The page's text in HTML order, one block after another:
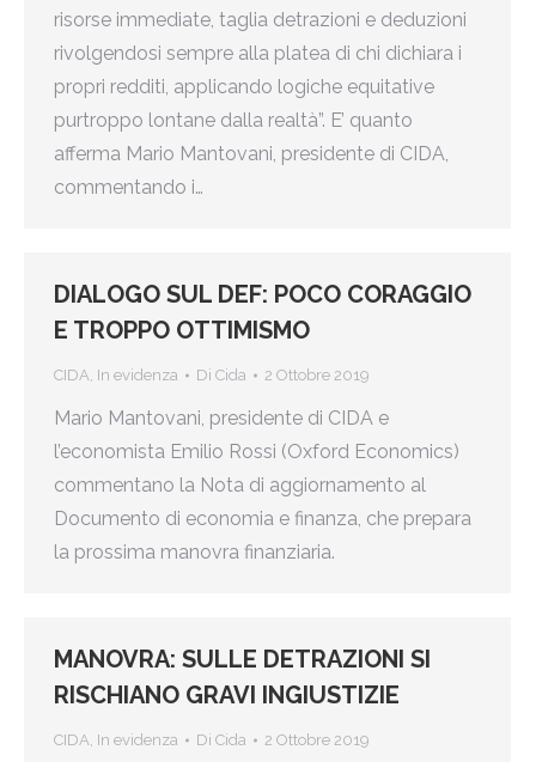
risorse immediate, taglia detrazioni e deduzioni
rivolgendosi sempre alla platea di chi dichiara i
propri redditi, applicando logiche equitative
purtroppo lontane dalla realtà”. E’ quanto
afferma Mario Mantovani, presidente di CIDA,
commentando i…
DIALOGO SUL DEF: POCO CORAGGIO
E TROPPO OTTIMISMO
CIDA, In evidenza Di Cida 2 Ottobre 2019
Mario Mantovani, presidente di CIDA e
l’economista Emilio Rossi (Oxford Economics)
commentano la Nota di aggiornamento al
Documento di economia e finanza, che prepara
la prossima manovra finanziaria.
MANOVRA: SULLE DETRAZIONI SI
RISCHIANO GRAVI INGIUSTIZIE
CIDA, In evidenza Di Cida 2 Ottobre 2019